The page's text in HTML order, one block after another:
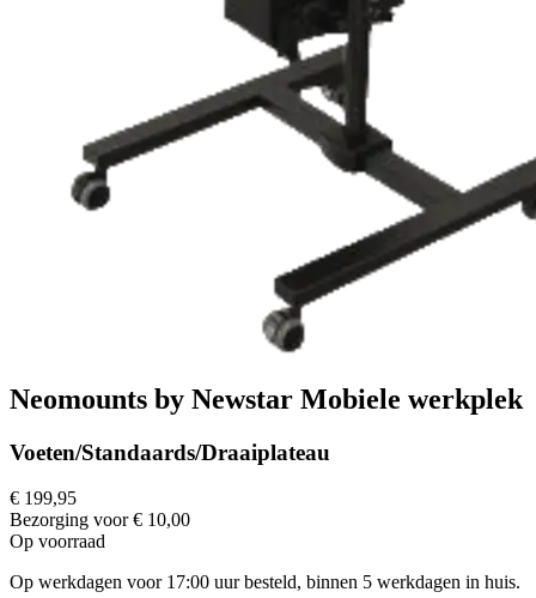
Neomounts by Newstar Mobiele werkplek
Voeten/Standaards/Draaiplateau
€ 199,95
Bezorging voor € 10,00
Op voorraad
Op werkdagen voor 17:00 uur besteld, binnen 5 werkdagen in huis.